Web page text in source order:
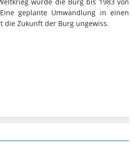
geplante Umwandlung in einen
Zukunft der Burg ungewiss.